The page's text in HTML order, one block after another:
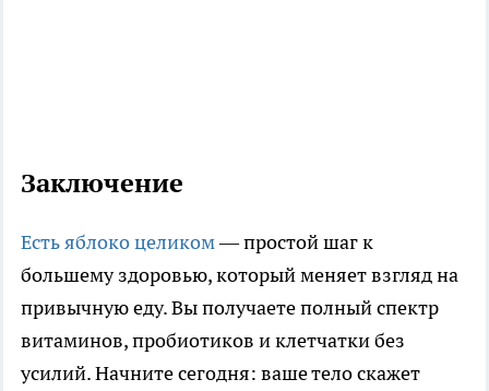
Заключение
Есть яблоко целиком— простой шаг к
большему здоровью, который меняет взгляд на
привычную еду. Вы получаете полный спектр
витаминов, пробиотиков и клетчатки без
усилий. Начните сегодня: ваше тело скажет